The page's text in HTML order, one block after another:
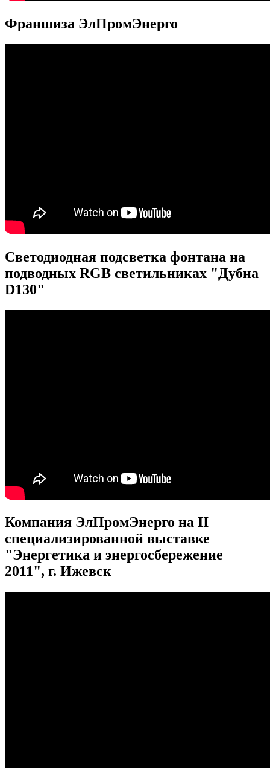
Франшиза ЭлПромЭнерго
Светодиодная подсветка фонтана на
подводных RGB светильниках "Дубна
D130"
Компания ЭлПромЭнерго на II
специализированной выставке
"Энергетика и энергосбережение
2011", г. Ижевск